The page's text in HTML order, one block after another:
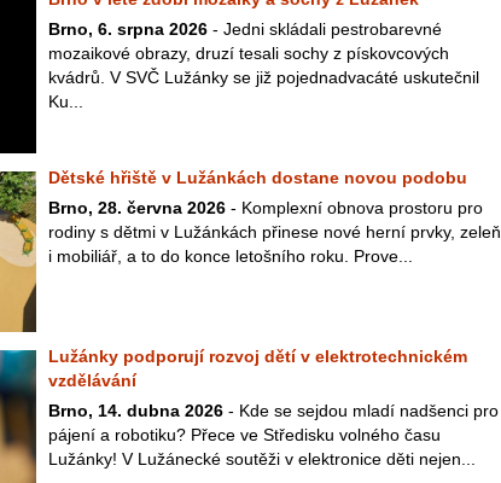
Brno, 6. srpna 2026 - Jedni skládali pestrobarevné
mozaikové obrazy, druzí tesali sochy z pískovcových
kvádrů. V SVČ Lužánky se již pojednadvacáté uskutečnil
Ku...
Dětské hřiště v Lužánkách dostane novou podobu
Brno, 28. června 2026 - Komplexní obnova prostoru pro
rodiny s dětmi v Lužánkách přinese nové herní prvky, zeleň
i mobiliář, a to do konce letošního roku. Prove...
Lužánky podporují rozvoj dětí v elektrotechnickém
vzdělávání
Brno, 14. dubna 2026 - Kde se sejdou mladí nadšenci pro
pájení a robotiku? Přece ve Středisku volného času
Lužánky! V Lužánecké soutěži v elektronice děti nejen...